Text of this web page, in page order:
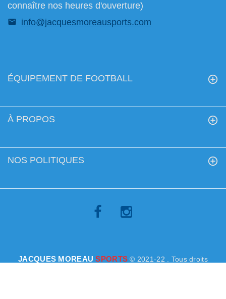
connaître nos heures d'ouverture)
info@jacquesmoreausports.com
ÉQUIPEMENT DE FOOTBALL
À PROPOS
NOS POLITIQUES
JACQUES MOREAU SPORTS© 2021-22 . Tous droits